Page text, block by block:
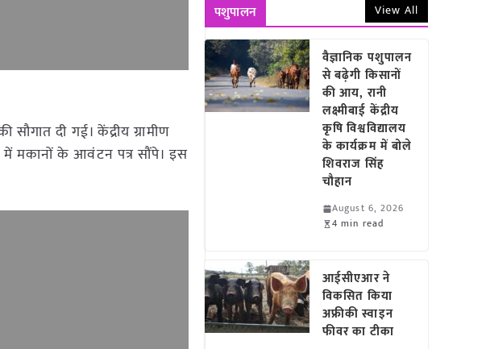
दी गई। केंद्रीय ग्रामीण
में मकानों के आवंटन पत्र सौंपे। इस
पशुपालन View All
वैज्ञानिक पशुपालन
से बढ़ेगी किसानों
की आय, रानी
लक्ष्मीबाई केंद्रीय
कृषि विश्वविद्यालय
के कार्यक्रम में बोले
शिवराज सिंह
चौहान
August 6, 2026
4 min read
आईसीएआर ने
विकसित किया
अफ्रीकी स्वाइन
फीवर का टीका